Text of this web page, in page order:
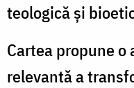
teologică și
Cartea propune o
relevantă a